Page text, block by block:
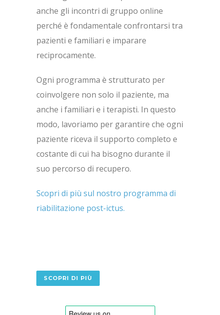
anche gli incontri di gruppo online
perché è fondamentale confrontarsi tra
pazienti e familiari e imparare
reciprocamente.
Ogni programma è strutturato per
coinvolgere non solo il paziente, ma
anche i familiari e i terapisti. In questo
modo, lavoriamo per garantire che ogni
paziente riceva il supporto completo e
costante di cui ha bisogno durante il
suo percorso di recupero.
Scopri di più sul nostro programma di
riabilitazione post-ictus.
SCOPRI DI PIÙ